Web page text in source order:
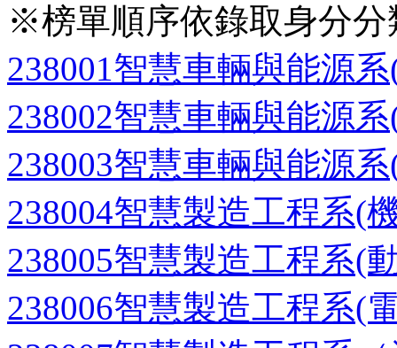
※榜單順序依錄取身分
238001智慧車輛與能源
238002智慧車輛與能源
238003智慧車輛與能源
238004智慧製造工程系(
238005智慧製造工程系(
238006智慧製造工程系(